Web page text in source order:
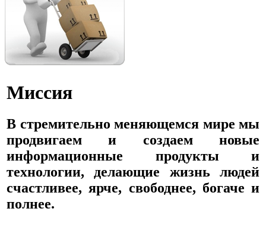
Миссия
В стремительно меняющемся мире мы
продвигаем и создаем новые
информационные продукты и
технологии, делающие жизнь людей
счастливее, ярче, свободнее, богаче и
полнее.